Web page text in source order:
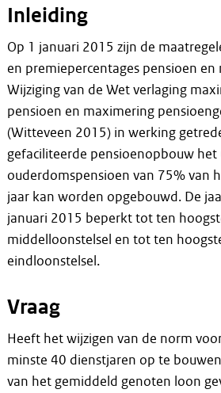
Inleiding
Op 1 januari 2015 zijn de
en premiepercentages pensioen
Wijziging van de Wet verlaging
pensioen en maximering
(Witteveen 2015) in werking
gefaciliteerde pensioenopbouw
ouderdomspensioen van 75% van
jaar kan worden opgebouwd. De
januari 2015 beperkt tot ten
middelloonstelsel en tot ten
eindloonstelsel.
Vraag
Heeft het wijzigen van de norm
minste 40 dienstjaren op te
van het gemiddeld genoten loon